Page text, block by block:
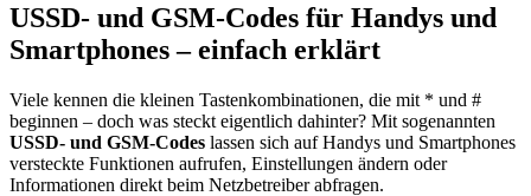
USSD- und GSM-Codes für Handys und
Smartphones – einfach erklärt
Viele kennen die kleinen Tastenkombinationen, die mit * und #
beginnen – doch was steckt eigentlich dahinter? Mit sogenannten
USSD- und GSM-Codes lassen sich auf Handys und Smartphones
versteckte Funktionen aufrufen, Einstellungen ändern oder
Informationen direkt beim Netzbetreiber abfragen.